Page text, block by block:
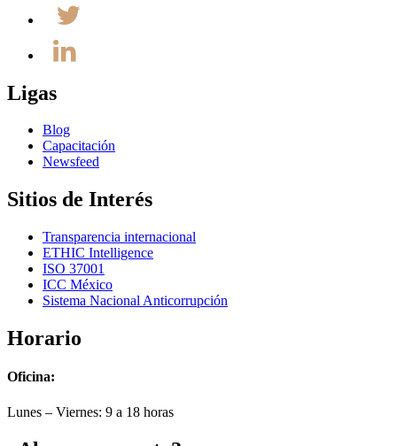
Ligas
Blog
Capacitación
Newsfeed
Sitios de Interés
Transparencia internacional
ETHIC Intelligence
ISO 37001
ICC México
Sistema Nacional Anticorrupción
Horario
Oficina:
Lunes – Viernes: 9 a 18 horas